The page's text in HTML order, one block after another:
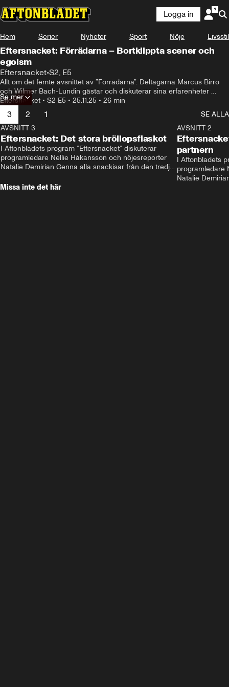
Logga in
Hem Serier Nyheter Sport Nöje Livsstil
Eftersnacket: Förrädarna – Bortklippta scener och
egoism
Eftersnacket•S2, E5
Allt om det femte avsnittet av ”Förrädarna”. Deltagarna Marcus Birro
och Wilmer Bach-Lundin gästar och diskuterar sina erfarenheter
tillsammans med programledare Olivia J Berntsson och nöjesreporter
Emanuel Silva.
Eftersnacket • S2 E5 • 25.11.25 • 26 min
Se mer
3 2 1
SE ALLA
AVSNITT 3
Eftersnacket: Det stora bröllopsfiaskot
I Aftonbladets program ”Eftersnacket” diskuterar
programledare Nellie Håkansson och nöjesreporter
Natalie Demirian Genna alla snackisar från den tredje
AVSNITT 2
partnern
I Aftonbladets
programledare
Natalie
Missa inte det här